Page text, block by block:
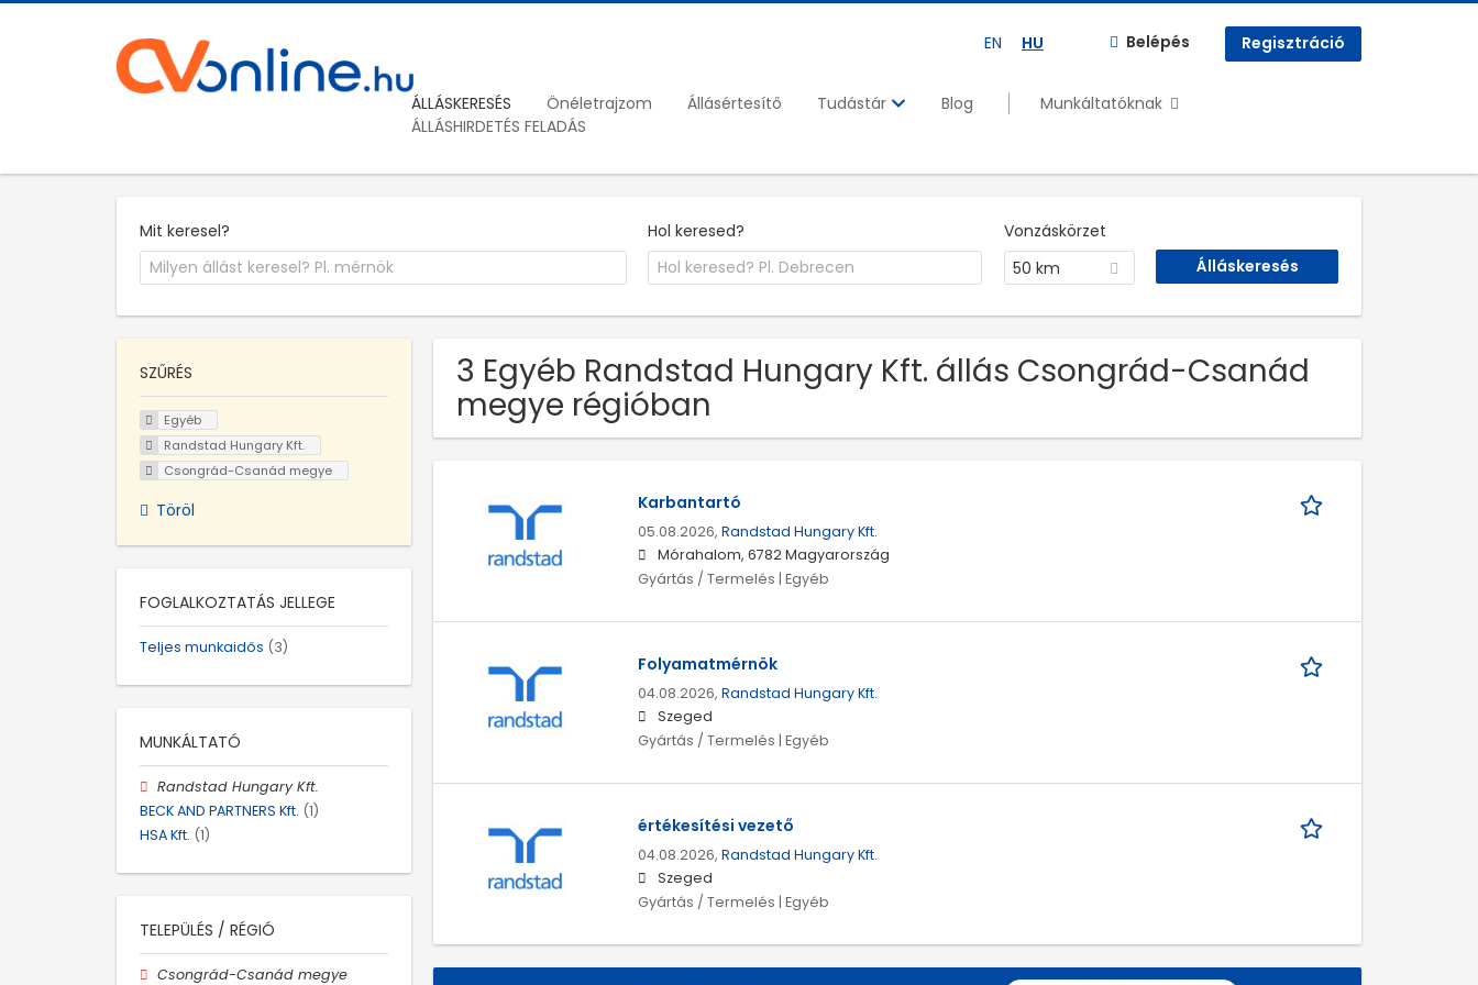
EN HU Belépés Regisztráció
ÁLLÁSKERESÉS Önéletrajzom Állásértesítő Tudástár Blog
Munkáltatóknak
ÁLLÁSHIRDETÉS FELADÁS
Mit keresel? Hol keresed?
Vonzáskörzet
50 km
3 Egyéb Randstad Hungary Kft. állás Csongrád-Csanád
megye régióban
Karbantartó
05.08.2026, Randstad Hungary Kft.
Mórahalom, 6782 Magyarország
Gyártás / Termelés | Egyéb
Folyamatmérnök
04.08.2026, Randstad Hungary Kft.
Szeged
Gyártás / Termelés | Egyéb
értékesítési vezető
04.08.2026, Randstad Hungary Kft.
Szeged
Gyártás / Termelés | Egyéb
SZŰRÉS
Egyéb
Randstad Hungary Kft.
Csongrád-Csanád megye
Töröl
FOGLALKOZTATÁS JELLEGE
Teljes munkaidős (3)
MUNKÁLTATÓ
Randstad Hungary Kft.
BECK AND PARTNERS Kft. (1)
HSA Kft. (1)
TELEPÜLÉS / RÉGIÓ
Csongrád-Csanád megye